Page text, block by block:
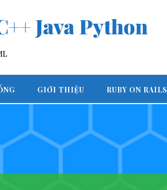
Java Python
GIỚI THIỆU RUBY ON RAILS